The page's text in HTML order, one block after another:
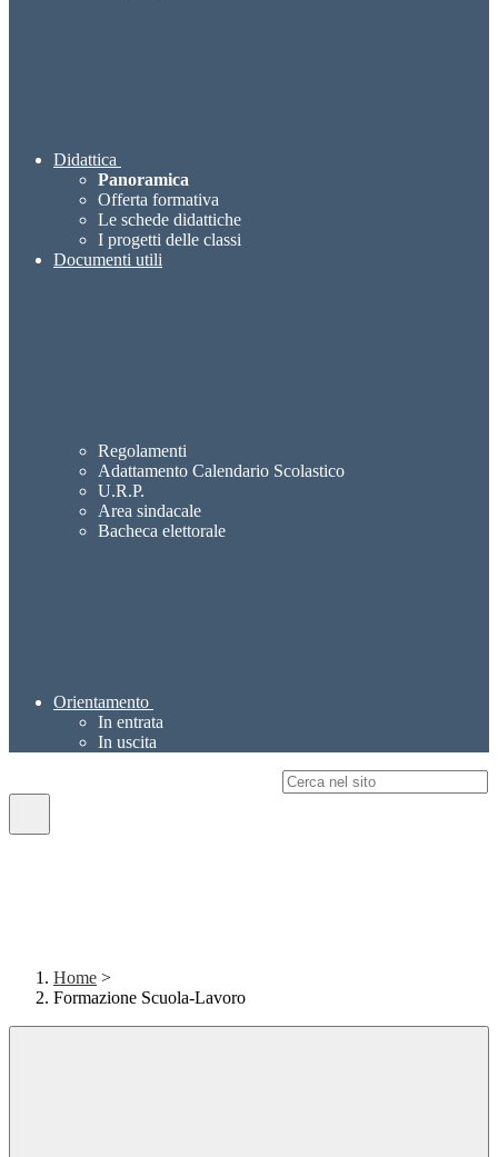
Didattica
Panoramica
Offerta formativa
Le schede didattiche
I progetti delle classi
Documenti utili
Regolamenti
Adattamento Calendario Scolastico
U.R.P.
Area sindacale
Bacheca elettorale
Orientamento
In entrata
In uscita
Home >
Formazione Scuola-Lavoro